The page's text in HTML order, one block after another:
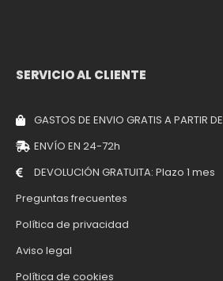
SERVICIO AL CLIENTE
GASTOS DE ENVIO GRATIS A PARTIR
ENVÍO EN 24-72h
DEVOLUCIÓN GRATUITA: Plazo 1 mes
Preguntas frecuentes
Política de privacidad
Aviso legal
Política de cookies